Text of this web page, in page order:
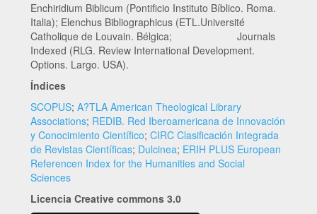
Enchiridium Biblicum (Pontificio Instituto Bíblico. Roma.
Italia); Elenchus Bibliographicus (ETL.Université
Catholique de Louvain. Bélgica; Journals
Indexed (RLG. Review International Development.
Options. Largo. USA).
Índices
SCOPUS; A?TLA American Theological Library
Associations; REDIB. Red Iberoamericana de Innovación
y Conocimiento Científico; CIRC Clasificación Integrada
de Revistas Científicas; Dulcinea; ERIH PLUS European
Referencen Index for the Humanities and Social
Sciences
Licencia Creative commons 3.0